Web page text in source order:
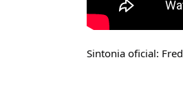
Sintonia oficial: